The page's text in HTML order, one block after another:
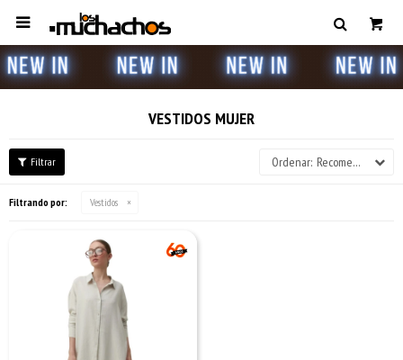

VESTIDOS MUJER
Recomendados
Filtrando por: Vestidos